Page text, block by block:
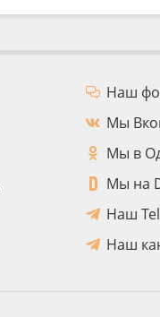
Наш
Мы
Мы в
Мы на
Наш
Наш